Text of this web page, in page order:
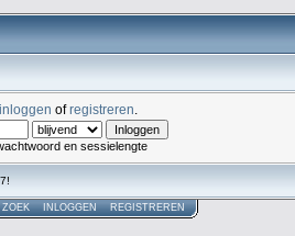
inloggen ofregistreren
en sessielengte
ZOEK INLOGGEN REGISTREREN